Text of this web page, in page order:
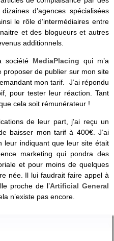
d’agences spécialisées
le rôle d’intermédiaires entre
et des blogueurs et autres
additionnels.
société MediaPlacing qui m’a
de publier sur mon site
mon tarif. J’ai répondu
pour tester leur réaction. Tant
cela soit rémunérateur !
de leur part, j’ai reçu un
baisser mon tarif à 400€. J’ai
leur indiquant que leur site était
marketing qui pondra des
et pour moins de quelques
née. Il lui faudrait faire appel à
proche de l’Artificial General
n’existe pas encore.